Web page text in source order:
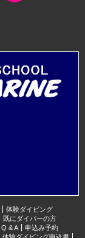
体験ダイビング
既にダイバーの方
Q & A
申込み予約